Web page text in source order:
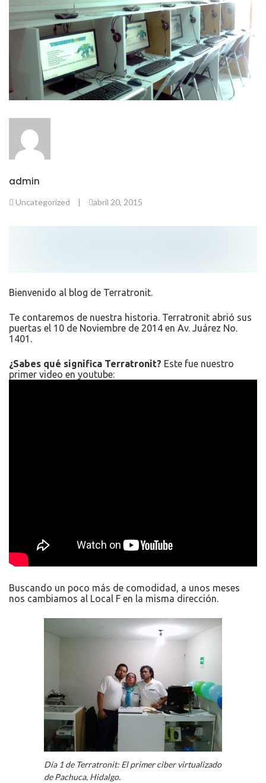
admin
Uncategorized | abril 20, 2015
Bienvenido al blog de Terratronit.
Te contaremos de nuestra historia. Terratronit abrió sus
puertas el 10 de Noviembre de 2014 en Av. Juárez No.
1401.
¿Sabes qué significa Terratronit? Este fue nuestro
primer video en youtube:
Buscando un poco más de comodidad, a unos meses
nos cambiamos al Local F en la misma dirección.
Día 1 de Terratronit: El primer ciber virtualizado
de Pachuca, Hidalgo.